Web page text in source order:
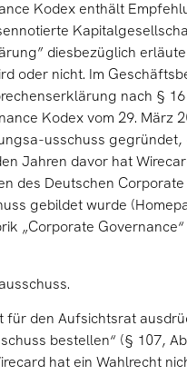
Kodex enthält
diesbezüglich
oder nicht. Im
nach §
Kodex vom 29. März
usschuss gegründet,
Jahren davor hat
des Deutschen
gebildet wurde
„Corporate
für den Aufsichtsrat
bestellen“ (§ 107,
hat ein Wahlrecht